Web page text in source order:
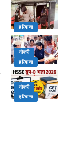
हरियाणा
नौकरी
हरियाणा
नौकरी
हरियाणा